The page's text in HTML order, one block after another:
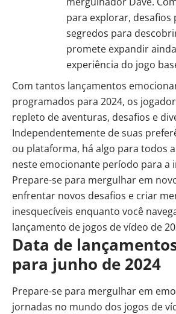
para explorar, desafios
segredos para
promete expandir
experiência do jogo
Com tantos lançamentos
programados para 2024, os
repleto de aventuras, desafios e
Independentemente de suas
ou plataforma, há algo para todos
neste emocionante período para a
Prepare-se para mergulhar em
enfrentar novos desafios e criar
inesquecíveis enquanto você
lançamento de jogos de vídeo de
Data de
para junho de 2024
Prepare-se para mergulhar em
jornadas no mundo dos jogos de